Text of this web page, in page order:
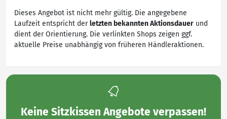
Dieses Angebot ist nicht mehr gültig. Die angegebene
Laufzeit entspricht derletzten bekannten Aktionsdauer und
dient der Orientierung. Die verlinkten Shops zeigen ggf.
aktuelle Preise unabhängig von früheren Händleraktionen.
Keine Sitzkissen Angebote verpassen!